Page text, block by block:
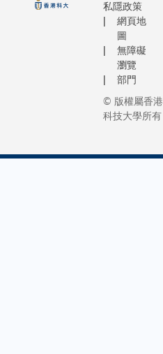
私隱政策
網頁地
圖
無障礙
瀏覽
部門
© 版權屬香港
科技大學所有